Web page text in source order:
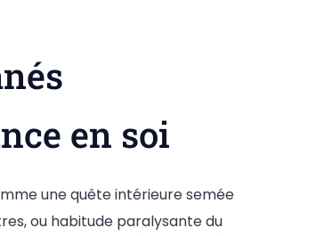
en soi
une quête intérieure semée
ou habitude paralysante du